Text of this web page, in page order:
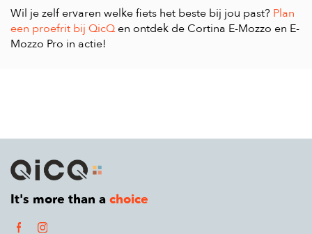
Wil je zelf ervaren welke fiets het beste bij jou past? Plan
een proefrit bij QicQ en ontdek de Cortina E-Mozzo en E-
Mozzo Pro in actie!
It's more than a choice